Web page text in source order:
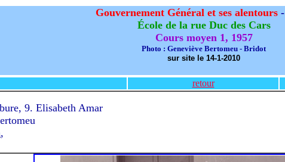
Gouvernement Général et ses alentours-
École de la rue Duc des Cars
Cours moyen 1, 1957
Photo : Geneviève Bertomeu - Bridot
sur site le 14-1-2010
retour
9. Elisabeth Amar
,